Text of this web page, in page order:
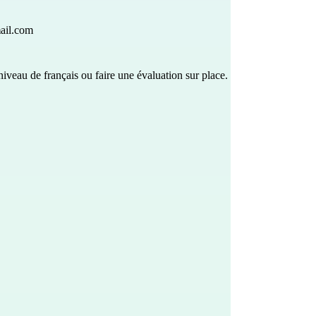
de français ou faire une évaluation sur place.